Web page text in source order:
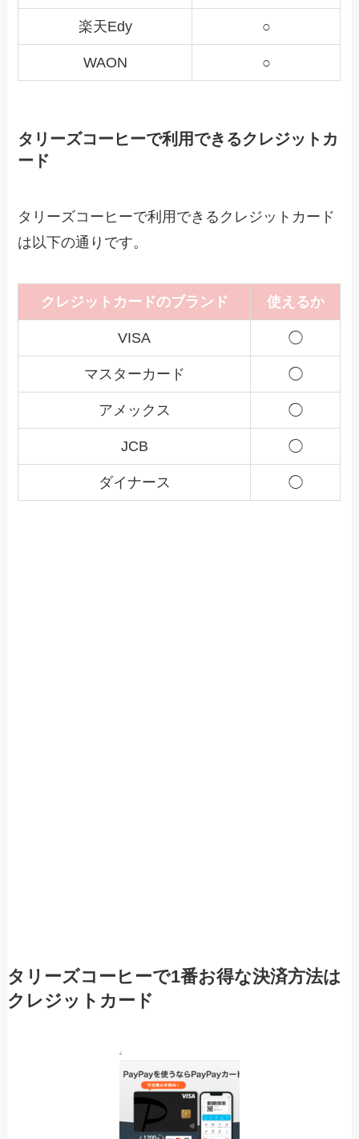
楽天Edy ○
WAON ○
タリーズコーヒーで利用できるクレジットカ
ード
タリーズコーヒーで利用できるクレジットカード
は以下の通りです。
クレジットカードのブランド 使えるか
VISA ◯
マスターカード ◯
アメックス ◯
JCB ◯
ダイナース ◯
タリーズコーヒーで1番お得な決済方法は
クレジットカード